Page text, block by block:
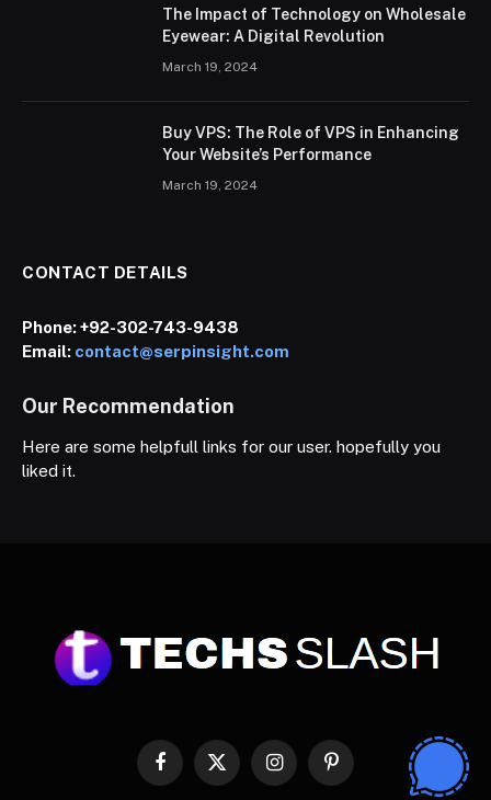
The Impact of Technology on Wholesale
Eyewear: A Digital Revolution
March 19, 2024
Buy VPS: The Role of VPS in Enhancing
Your Website’s Performance
March 19, 2024
CONTACT DETAILS
Phone:+92-302-743-9438
Email: contact@serpinsight.com
Our Recommendation
Here are some helpfull links for our user. hopefully you
liked it.
Facebook
X
InstagramPinterest